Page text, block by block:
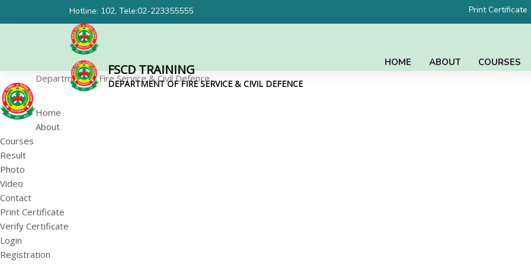
Hotline: 102, Tele:02-223355555 Print Certificate
FSCD TRAINING
DEPARTMENT OF FIRE SERVICE & CIVIL DEFENCE
COURSES
ABOUT
HOME
Department of Fire Service & Civil Defence
Home
About
Courses
Result
Photo
Video
Contact
Print Certificate
Verify Certificate
Login
Registration